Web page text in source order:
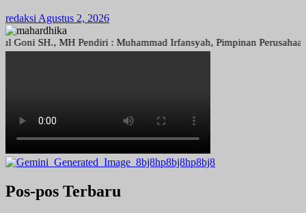
redaksi Agustus 2, 2026
SH., MH Pendiri : Muhammad Irfansyah, Pimpinan
Pos-pos Terbaru